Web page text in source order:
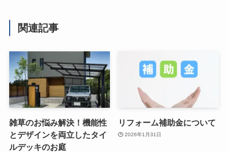
関連記事
雑草のお悩み解決！機能性
とデザインを両立したタイ
ルデッキのお庭
リフォーム補助金について
2026年1月31日